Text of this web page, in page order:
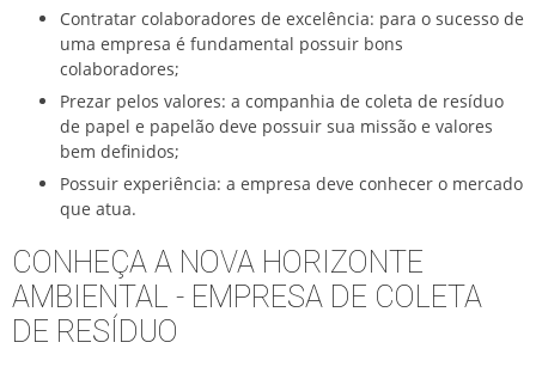
Contratar colaboradores de excelência: para o sucesso de
uma empresa é fundamental possuir bons
colaboradores;
Prezar pelos valores: a companhia de coleta de resíduo
de papel e papelão deve possuir sua missão e valores
bem definidos;
Possuir experiência: a empresa deve conhecer o mercado
que atua.
CONHEÇA A NOVA HORIZONTE
AMBIENTAL - EMPRESA DE COLETA
DE RESÍDUO